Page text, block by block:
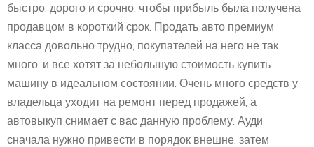
быстро, дорого и срочно, чтобы прибыль была получена
продавцом в короткий срок. Продать авто премиум
класса довольно трудно, покупателей на него не так
много, и все хотят за небольшую стоимость купить
машину в идеальном состоянии. Очень много средств у
владельца уходит на ремонт перед продажей, а
автовыкуп снимает с вас данную проблему. Ауди
сначала нужно привести в порядок внешне, затем